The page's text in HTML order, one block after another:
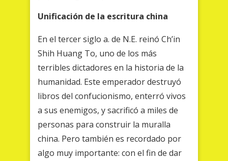
Unificación de la escritura china
En el tercer siglo a. de N.E. reinó Ch’in
Shih Huang To, uno de los más
terribles dictadores en la historia de la
humanidad. Este emperador destruyó
libros del confucionismo, enterró vivos
a sus enemigos, y sacrificó a miles de
personas para construir la muralla
china. Pero también es recordado por
algo muy importante: con el fin de dar